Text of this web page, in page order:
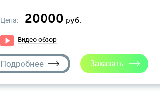
Цена: 20000 руб.
Видео обзор
Подробнее